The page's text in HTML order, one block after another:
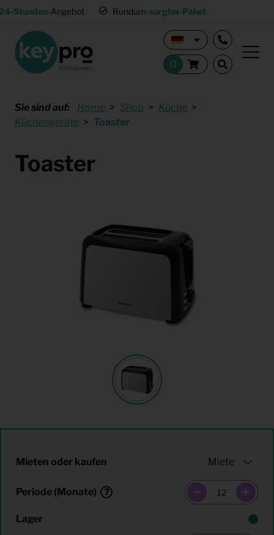
Stunden-Angebot Rundum-sorglos-Paket
Sie sind auf: Home Shop
Küche
Küchengeräte
Toaster
Toaster
Mieten oder kaufen
Periode (Monate)
Lager